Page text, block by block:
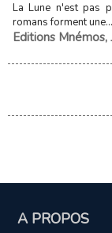
La Lune n'est pas
romans forment une...
Editions Mnémos,
A PROPOS